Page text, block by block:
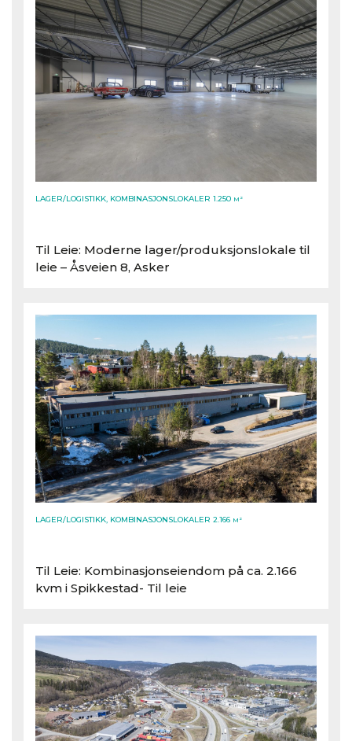
LAGER/LOGISTIKK, KOMBINASJONSLOKALER 1.250 M²
Til Leie: Moderne lager/​produksjonslokale til
leie – Åsveien 8, Asker
LAGER/LOGISTIKK, KOMBINASJONSLOKALER 2.166 M²
Til Leie: Kombinasjonseiendom på ca. 2.166
kvm i Spikkestad- Til leie